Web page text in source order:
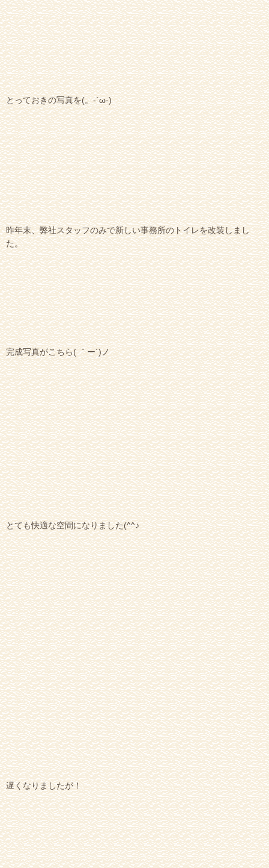
とっておきの写真を(。-`ω-)
昨年末、弊社スタッフのみで新しい事務所のトイレを改装しまし
た。
完成写真がこちら( ｀ー´)ノ
とても快適な空間になりました(^^♪
遅くなりましたが！